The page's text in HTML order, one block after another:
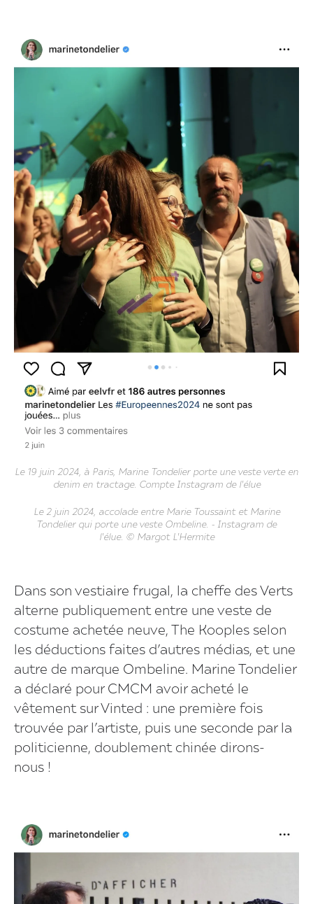
Le 19 juin 2024, à Paris, Marine Tondelier porte une veste verte en
denim en tractage. Compte Instagram de l'élue
Le 2 juin 2024, accolade entre Marie Toussaint et Marine
Tondelier qui porte une veste Ombeline. - Instagram de
l'élue. © Margot L'Hermite
Dans son vestiaire frugal, la cheffe des Verts
alterne publiquement entre une veste de
costume achetée neuve, The Kooples selon
les déductions faites d’autres médias, et une
autre de marque Ombeline. Marine Tondelier
a déclaré pour CMCM avoir acheté le
vêtement sur Vinted : une première fois
trouvée par l’artiste, puis une seconde par la
politicienne, doublement chinée dirons-
nous !